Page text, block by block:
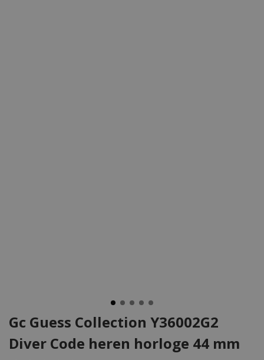
Gc Guess Collection Y36002G2
Diver Code heren horloge 44 mm